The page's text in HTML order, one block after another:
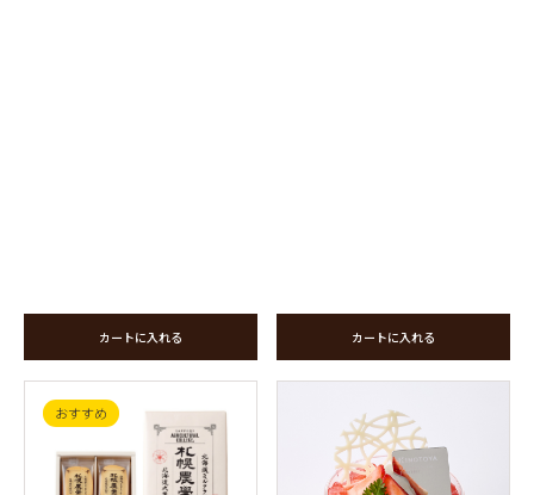
カートに入れる カートに入れる
おすすめ